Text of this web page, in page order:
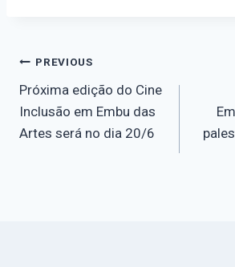
PREVIOUS
Próxima edição do Cine
Inclusão em Embu das
Artes será no dia 20/6